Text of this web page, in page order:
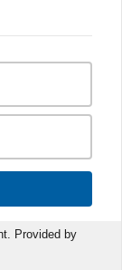
Provided by